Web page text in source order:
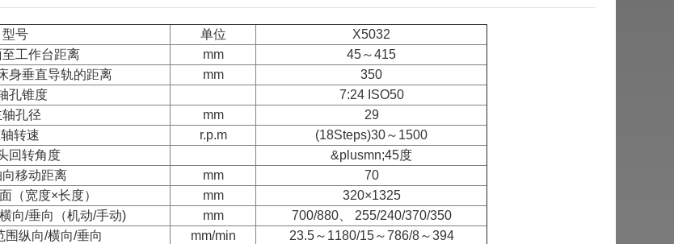
型号 单位
X5032
工作台距离
mm
45～415
身垂直导轨的距离
mm
350
孔锥度
7:24 ISO50
轴孔径
mm
29
转速
r.p.m
(18Steps)30～1500
回转角度
&plusmn;45度
向移动距离
mm
70
（宽度×长度）
mm
320×1325
向/垂向（机动/手动)
mm
700/880、 255/240/370/350
围纵向/横向/垂向
mm/min
23.5～1180/15～786/8～394